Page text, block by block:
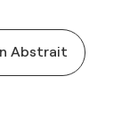
Abstrait